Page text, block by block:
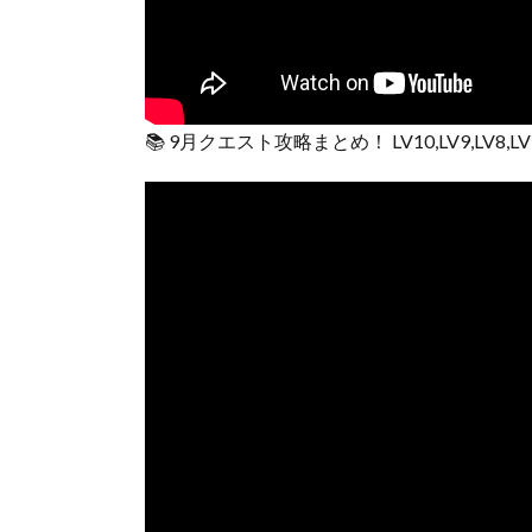
📚 9月クエスト攻略まとめ！